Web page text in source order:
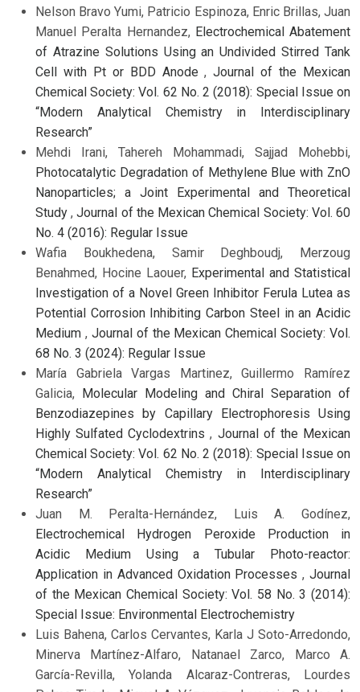
Nelson Bravo Yumi, Patricio Espinoza, Enric Brillas, Juan
Manuel Peralta Hernandez, Electrochemical Abatement
of Atrazine Solutions Using an Undivided Stirred Tank
Cell with Pt or BDD Anode,Journal of the Mexican
Chemical Society: Vol. 62 No. 2 (2018): Special Issue on
“Modern Analytical Chemistry in Interdisciplinary
Research”
Mehdi Irani, Tahereh Mohammadi, Sajjad Mohebbi,
Photocatalytic Degradation of Methylene Blue with ZnO
Nanoparticles; a Joint Experimental and Theoretical
Study,Journal of the Mexican Chemical Society: Vol. 60
No. 4 (2016): Regular Issue
Wafia Boukhedena, Samir Deghboudj, Merzoug
Benahmed, Hocine Laouer, Experimental and Statistical
Investigation of a Novel Green Inhibitor Ferula Lutea as
Potential Corrosion Inhibiting Carbon Steel in an Acidic
Medium , Journal of the Mexican Chemical Society: Vol.
68 No. 3 (2024): Regular Issue
María Gabriela Vargas Martinez, Guillermo Ramírez
Galicia, Molecular Modeling and Chiral Separation of
Benzodiazepines by Capillary Electrophoresis Using
Highly Sulfated Cyclodextrins, Journal of the Mexican
Chemical Society: Vol. 62 No. 2 (2018): Special Issue on
“Modern Analytical Chemistry in Interdisciplinary
Research”
Juan M. Peralta-Hernández, Luis A. Godínez,
Electrochemical Hydrogen Peroxide Production in
Acidic Medium Using a Tubular Photo-reactor:
Application in Advanced Oxidation Processes,Journal
of the Mexican Chemical Society: Vol. 58 No. 3 (2014):
Special Issue: Environmental Electrochemistry
Luis Bahena, Carlos Cervantes, Karla J Soto-Arredondo,
Minerva Martínez-Alfaro, Natanael Zarco, Marco A.
García-Revilla, Yolanda Alcaraz-Contreras, Lourdes